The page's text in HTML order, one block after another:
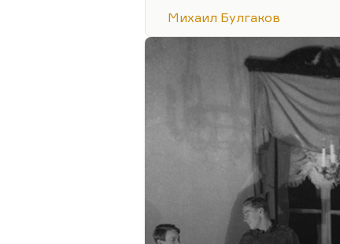
безусловно, знаменит в
эмиграция по обе
Булгаковым
и режиссеры. Лучше
стороны.
Кто-то знал «Белую
Михаил Булгаков